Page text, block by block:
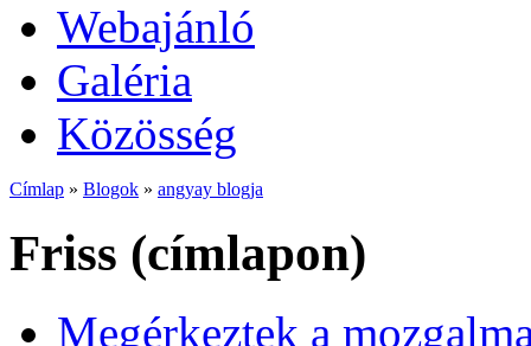
Webajánló
Galéria
Közösség
Címlap » Blogok » angyay blogja
Friss (címlapon)
Megérkeztek a